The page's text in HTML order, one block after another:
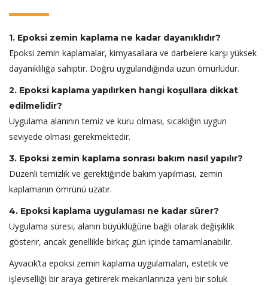
1. Epoksi zemin kaplama ne kadar dayanıklıdır?
Epoksi zemin kaplamalar, kimyasallara ve darbelere karşı yüksek
dayanıklılığa sahiptir. Doğru uygulandığında uzun ömürlüdür.
2. Epoksi kaplama yapılırken hangi koşullara dikkat
edilmelidir?
Uygulama alanının temiz ve kuru olması, sıcaklığın uygun
seviyede olması gerekmektedir.
3. Epoksi zemin kaplama sonrası bakım nasıl yapılır?
Düzenli temizlik ve gerektiğinde bakım yapılması, zemin
kaplamanın ömrünü uzatır.
4. Epoksi kaplama uygulaması ne kadar sürer?
Uygulama süresi, alanın büyüklüğüne bağlı olarak değişiklik
gösterir, ancak genellikle birkaç gün içinde tamamlanabilir.
Ayvacık’ta epoksi zemin kaplama uygulamaları, estetik ve
işlevselliği bir araya getirerek mekanlarınıza yeni bir soluk